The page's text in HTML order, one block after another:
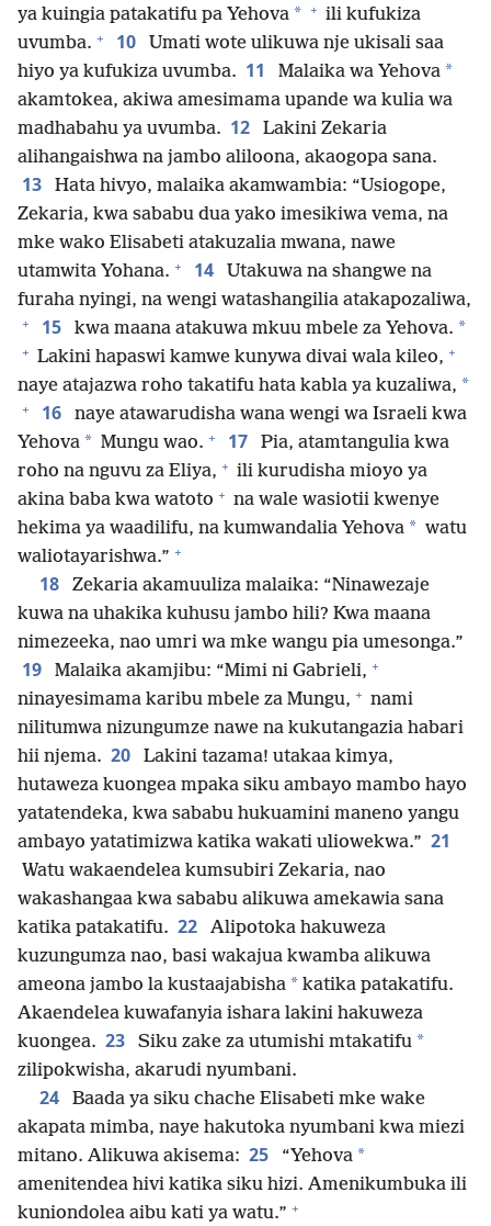
ya kuingia patakatifu pa Yehova * + ili kufukiza
uvumba. + 10
Umati wote ulikuwa nje ukisali saa
hiyo ya kufukiza uvumba. 11 Malaika wa Yehova *
akamtokea, akiwa amesimama upande wa kulia wa
madhabahu ya uvumba. 12
Lakini Zekaria
alihangaishwa na jambo aliloona, akaogopa sana.
13
Hata hivyo, malaika akamwambia: “Usiogope,
Zekaria, kwa sababu dua yako imesikiwa vema, na
mke wako Elisabeti atakuzalia mwana, nawe
utamwita Yohana. + 14
Utakuwa na shangwe na
furaha nyingi, na wengi watashangilia atakapozaliwa,
+ 15 kwa maana atakuwa mkuu mbele za Yehova. *
+ Lakini hapaswi kamwe kunywa divai wala kileo, +
naye atajazwa roho takatifu hata kabla ya kuzaliwa, *
+ 16
naye atawarudisha wana wengi wa Israeli kwa
Yehova * Mungu wao. + 17
Pia, atamtangulia kwa
roho na nguvu za Eliya, + ili kurudisha mioyo ya
akina baba kwa watoto + na wale wasiotii kwenye
hekima ya waadilifu, na kumwandalia Yehova * watu
waliotayarishwa.” +
18
Zekaria akamuuliza malaika: “Ninawezaje
kuwa na uhakika kuhusu jambo hili? Kwa maana
nimezeeka, nao umri wa mke wangu pia umesonga.”
19 Malaika akamjibu: “Mimi ni Gabrieli, +
ninayesimama karibu mbele za Mungu, + nami
nilitumwa nizungumze nawe na kukutangazia habari
hii njema. 20
Lakini tazama! utakaa kimya,
hutaweza kuongea mpaka siku ambayo mambo hayo
yatatendeka, kwa sababu hukuamini maneno yangu
ambayo yatatimizwa katika wakati uliowekwa.” 21
Watu wakaendelea kumsubiri Zekaria, nao
wakashangaa kwa sababu alikuwa amekawia sana
katika patakatifu. 22
Alipotoka hakuweza
kuzungumza nao, basi wakajua kwamba alikuwa
ameona jambo la kustaajabisha * katika patakatifu.
Akaendelea kuwafanyia ishara lakini hakuweza
kuongea. 23 Siku zake za utumishi mtakatifu *
zilipokwisha, akarudi nyumbani.
24
Baada ya siku chache Elisabeti mke wake
akapata mimba, naye hakutoka nyumbani kwa miezi
mitano. Alikuwa akisema: 25 “Yehova *
amenitendea hivi katika siku hizi. Amenikumbuka ili
kuniondolea aibu kati ya watu.” +